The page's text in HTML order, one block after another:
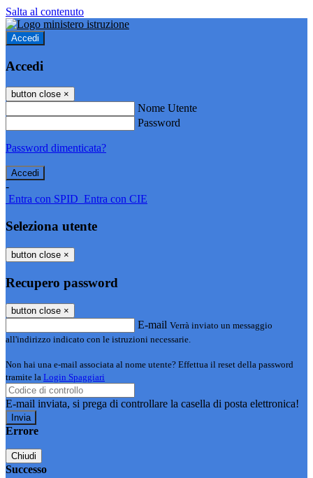
Salta al contenuto
Accedi
Accedi
button close ×
Nome Utente
Password
Password dimenticata?
-
Entra con SPID Entra con CIE
Seleziona utente
button close ×
Recupero password
button close ×
E-mail Verrà inviato un messaggio
all'indirizzo indicato con le istruzioni necessarie.
Non hai una e-mail associata al nome utente? Effettua il reset della password
tramite la Login Spaggiari
E-mail inviata, si prega di controllare la casella di posta elettronica!
Errore
Chiudi
Successo